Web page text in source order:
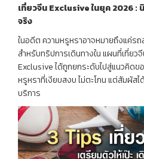
เที่ยวจีนExclusiveในยุค2026 :
จริง
ในอดีต ความหรูหราอาจหมายถึงแค่ร
สำหรับทริปการเดินทางใน แผนที่เที่ยว
Exclusive ได้ถูกยกระดับไปสู่แนวคิด
หรูหราที่เงียบสงบ ไม่ตะโกน แต่สัมผัส
บริการ